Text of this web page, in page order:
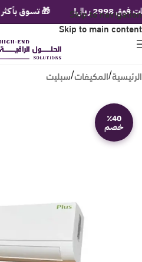
Skip to navigation
Skip to main content
الرئيسية/المكيفات/سبليت
٪40
خصم
🎁 تسوق بأكثر من 3000 ريال ولف عجلة الهدايا الفورية!